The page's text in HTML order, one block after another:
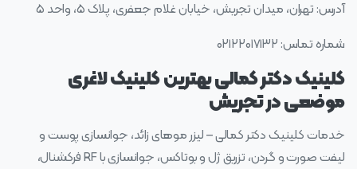
آدرس: تهران، میدان تجریش، خیابان غلام جعفری، پلاک ۵، واحد ۵
شماره تماس: ۰۲۱۲۲۰۱۷۱۳۲
کلینیک دکتر کمالی بهترین کلینیک لاغری
موضعی در تجریش
خدمات کلینیک دکتر کمالی – لیزر موهای زائد، جوانسازی پوست و
لیفت صورت و گردن، تزریق ژل و بوتاکس، جوانسازی با RF فرکشنال،